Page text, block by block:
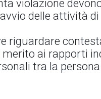
violazione
delle attività
riguardare
ai rapporti
tra la